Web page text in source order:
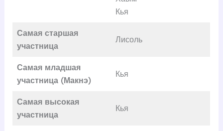
Кья
Самая старшая
участница
Лисоль
Самая младшая
участница (Макнэ)
Кья
Самая высокая
участница
Кья